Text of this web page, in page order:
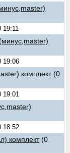
19:11
19:06
комплект (0
19:01
18:52
комплект (0